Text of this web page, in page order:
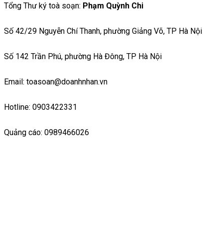
Tổng Thư ký toà soạn: Phạm Quỳnh Chi
Số 42/29 Nguyễn Chí Thanh, phường Giảng Võ, TP Hà Nội
Số 142 Trần Phú, phường Hà Đông, TP Hà Nội
Email: toasoan@doanhnhan.vn
Hotline: 0903422331
Quảng cáo: 0989466026